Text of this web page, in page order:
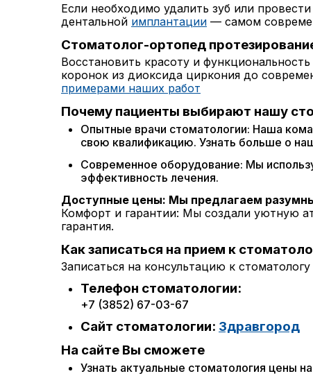
Если необходимо удалить зуб или
дентальной имплантации — самом
Стоматолог-ортопед
Восстановить красоту и
коронок из диоксида циркония до
примерами наших работ
Почему пациенты выбирают нашу
Опытные врачи стоматологии: Наша
свою квалификацию. Узнать больше о
Современное оборудование: Мы
эффективность лечения.
Доступные цены: Мы предлагаем
Комфорт и гарантии: Мы создали уютную
гарантия.
Как записаться на прием к
Записаться на консультацию к
Телефон стоматологии:
+7 (3852) 67-03-67
Сайт стоматологии: Здравгород
На сайте Вы сможете
Узнать актуальные стоматология цены на